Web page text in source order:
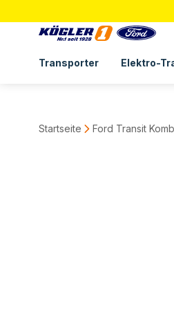
Transporter Elektro-
Startseite Ford Transit